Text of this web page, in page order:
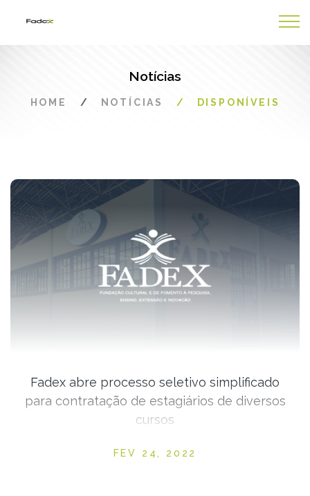
Notícias
HOME NOTÍCIAS DISPONÍVEIS
Fadex abre processo seletivo simplificado
para contratação de estagiários de diversos
cursos
Posted on
FEV 24, 2022